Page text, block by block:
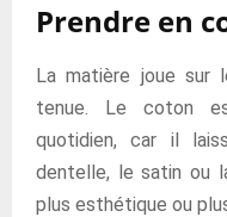
Prendre en
La matière joue sur
tenue. Le coton
quotidien, car il
dentelle, le satin ou
plus esthétique ou